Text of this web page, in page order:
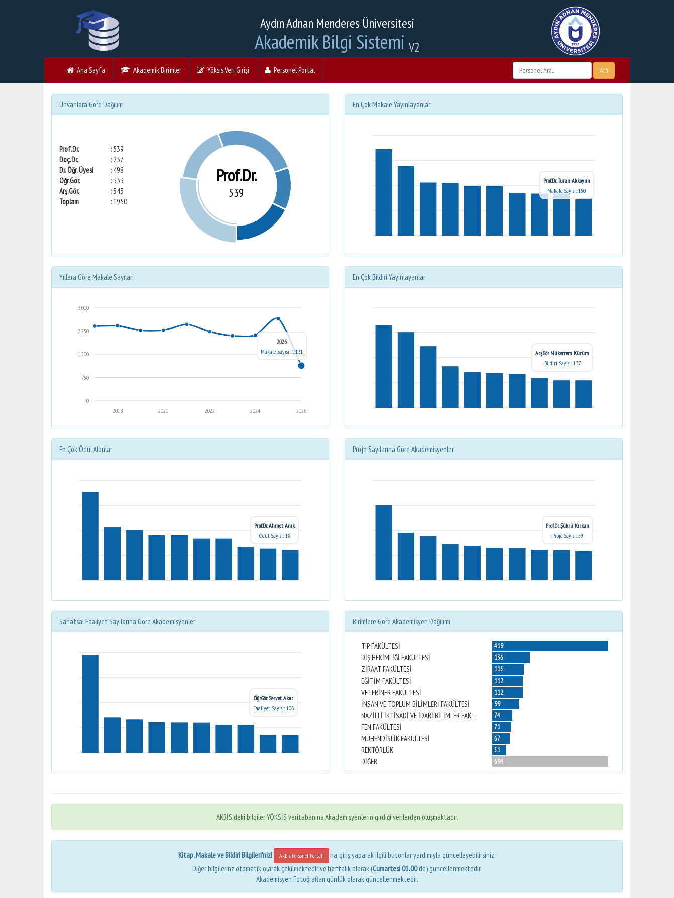
Aydın Adnan Menderes Üniversitesi
Akademik Bilgi Sistemi V2
Ana Sayfa Akademik Birimler Yöksis Veri Girişi Personel Portal Ara
Ünvanlara Göre Dağılım
Prof.Dr.
: 539
Doç.Dr.
: 237
Dr. Öğr. Üyesi
: 498
Öğr.Gör.
: 333
Arş.Gör.
: 343
Toplam
: 1950
Prof.Dr.
539
En Çok Makale Yayınlayanlar
Prof.Dr. Turan Akkoyun
Makale Sayısı: 150
Yıllara Göre Makale Sayıları
0
750
1,500
2,250
3,000
2026
2024
2022
2020
2018
2026
Makale Sayısı: 1,131
En Çok Bildiri Yayınlayanlar
Arş.Gör. Mükerrem Kürüm
Bildiri Sayısı: 137
En Çok Ödül Alanlar
Prof.Dr. Ahmet Anık
Ödül Sayısı: 18
Proje Sayılarına Göre Akademisyenler
Prof.Dr. Şükrü Kırkan
Proje Sayısı: 59
Sanatsal Faaliyet Sayılarına Göre Akademisyenler
Öğr.Gör. Servet Akar
Faaliyet Sayısı: 106
Birimlere Göre Akademisyen Dağılımı
TIP FAKÜLTESİ
DİŞ HEKİMLİĞİ FAKÜLTESİ
ZİRAAT FAKÜLTESİ
EĞİTİM FAKÜLTESİ
VETERİNER FAKÜLTESİ
İNSAN VE TOPLUM BİLİMLERİ FAKÜLTESİ
NAZİLLİ İKTİSADİ VE İDARİ BİLİMLER FAKÜLTESİ
FEN FAKÜLTESİ
MÜHENDİSLİK FAKÜLTESİ
REKTÖRLÜK
DİĞER
419
136
115
112
112
99
74
71
67
51
694
AKBİS'deki bilgiler YÖKSİS veritabanına Akademisyenlerin girdiği verilerden oluşmaktadır.
Kitap, Makale ve Bildiri Bilgileri'nizi Akbis Personel Portalı
'na giriş yaparak ilgili butonlar yardımıyla güncelleyebilirsiniz.
Diğer bilgilerinz otomatik olarak çekilmektedir ve haftalık olarak (Cumartesi 01.00de) güncellenmektedir.
Akademisyen Fotoğrafları günlük olarak güncellenmektedir.